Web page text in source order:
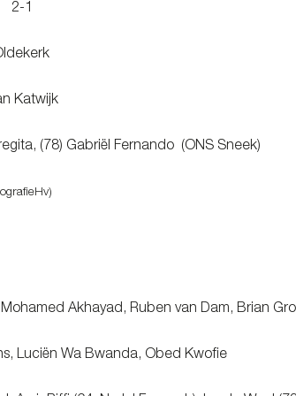
1
Katwijk
(78) Gabriël Fernando (ONS Sneek)
Akhayad, Ruben van Dam, Brian
Wa Bwanda, Obed Kwofie